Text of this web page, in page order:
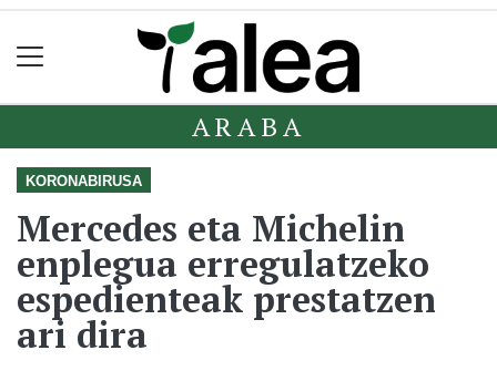
ARABA
KORONABIRUSA
Mercedes eta Michelin
enplegua erregulatzeko
espedienteak prestatzen
ari dira